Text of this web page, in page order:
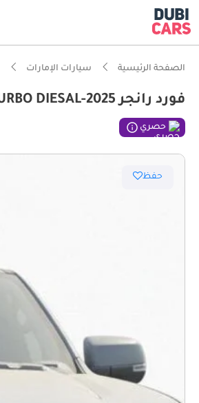
الصفحة الرئيسية سيارات الإمارات
فورد رانجر RAPTOR FORD RANGER DOUBLE CAB RAPTOR 2.0L Bi TURBO DIESAL-2025
حصري
حفظ